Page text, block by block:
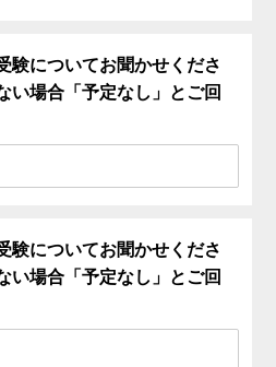
験についてお聞かせくださ
い場合「予定なし」とご回
験についてお聞かせくださ
い場合「予定なし」とご回